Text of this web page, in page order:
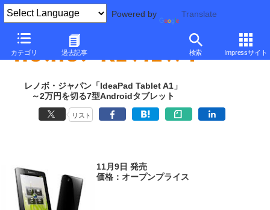
Powered by Translate
カテゴリ 過去記事 検索 Impressサイト
レノボ・ジャパン「IdeaPad Tablet A1」
～2万円を切る7型Androidタブレット
リスト
11月9日 発売
価格：オープンプライス